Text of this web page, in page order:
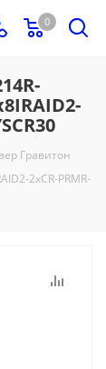
0
Гравитон
2xCR-PRMR-